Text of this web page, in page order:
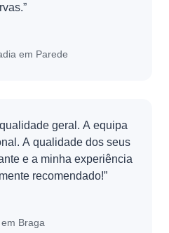
em Parede
geral. A equipa
A qualidade dos seus
e a minha experiência
recomendado!”
Braga